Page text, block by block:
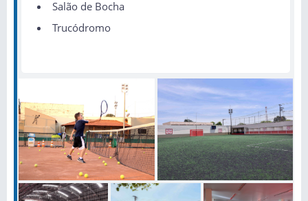
Salão de Bocha
Trucódromo